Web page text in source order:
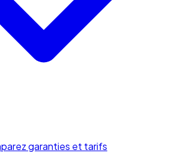
garanties et tarifs